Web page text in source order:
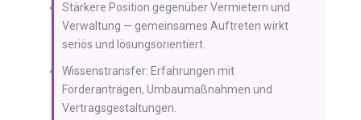
Stärkere Position gegenüber Vermietern und
Verwaltung — gemeinsames Auftreten wirkt
seriös und lösungsorientiert.
Wissenstransfer: Erfahrungen mit
Förderanträgen, Umbaumaßnahmen und
Vertragsgestaltungen.